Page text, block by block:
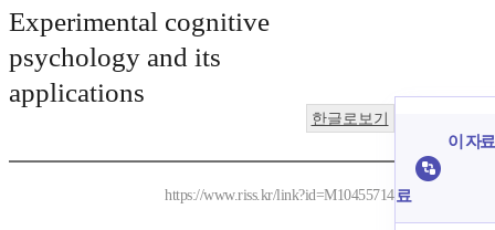
Experimental cognitive
psychology and its
applications
한글로보기
https://www.riss.kr/link?id=M10455714
이 자
료